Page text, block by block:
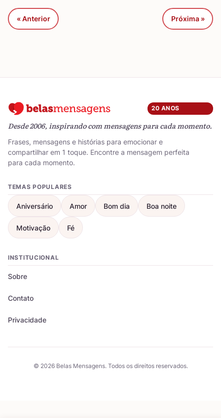
« Anterior Próxima »
20 ANOS
Desde 2006, inspirando com mensagens para cada momento.
Frases, mensagens e histórias para emocionar e
compartilhar em 1 toque. Encontre a mensagem perfeita
para cada momento.
TEMAS POPULARES
Aniversário Amor Bom dia Boa noite
Motivação Fé
INSTITUCIONAL
Sobre
Contato
Privacidade
© 2026 Belas Mensagens. Todos os direitos reservados.